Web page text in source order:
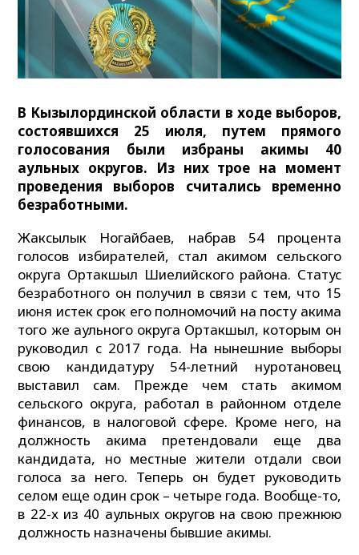
В Кызылординской области в ходе выборов,
состоявшихся 25 июля, путем прямого
голосования были избраны акимы 40
аульных округов. Из них трое на момент
проведения выборов считались временно
безработными.
Жаксылык Ногайбаев, набрав 54 процента
голосов избирателей, стал акимом сельского
округа Ортакшыл Шиелийского района. Статус
безработного он получил в связи с тем, что 15
июня истек срок его полномочий на посту акима
того же аульного округа Ортакшыл, которым он
руководил с 2017 года. На нынешние выборы
свою кандидатуру 54-летний нуротановец
выставил сам. Прежде чем стать акимом
сельского округа, работал в районном отделе
финансов, в налоговой сфере. Кроме него, на
должность акима претендовали еще два
кандидата, но местные жители отдали свои
голоса за него. Теперь он будет руководить
селом еще один срок – четыре года. Вообще-то,
в 22-х из 40 аульных округов на свою прежнюю
должность назначены бывшие акимы.